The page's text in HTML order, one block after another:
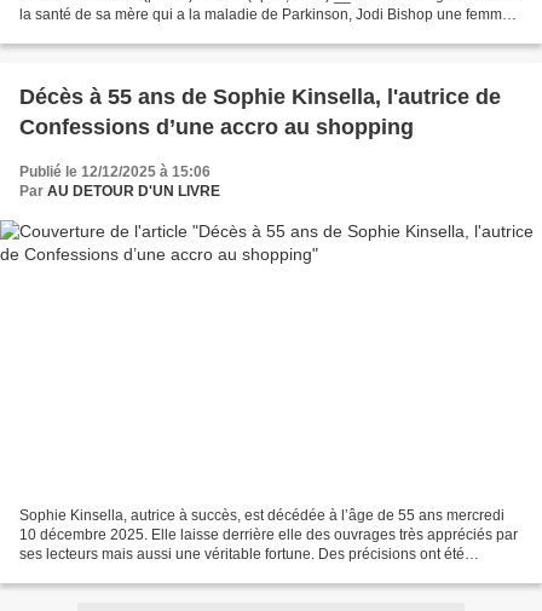
la santé de sa mère qui a la maladie de Parkinson, Jodi Bishop une femme
Décès à 55 ans de Sophie Kinsella, l'autrice de
Confessions d’une accro au shopping
Publié le 12/12/2025 à 15:06
Par AU DETOUR D'UN LIVRE
Sophie Kinsella, autrice à succès, est décédée à l’âge de 55 ans mercredi
10 décembre 2025. Elle laisse derrière elle des ouvrages très appréciés par
ses lecteurs mais aussi une véritable fortune. Des précisions ont été